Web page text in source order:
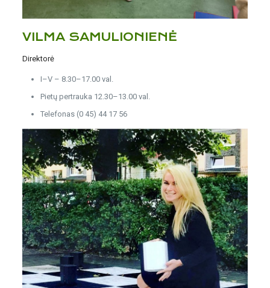
VILMA SAMULIONIENĖ
Direktorė
I–V – 8.30–17.00 val.
Pietų pertrauka 12.30–13.00 val.
Telefonas (0 45) 44 17 56